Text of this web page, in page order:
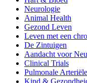
Neurologie
Animal Health
Gezond Leven
Leven met een
De Zintuigen
Aandacht voor
Clinical Trials
Pulmonale
Kind &